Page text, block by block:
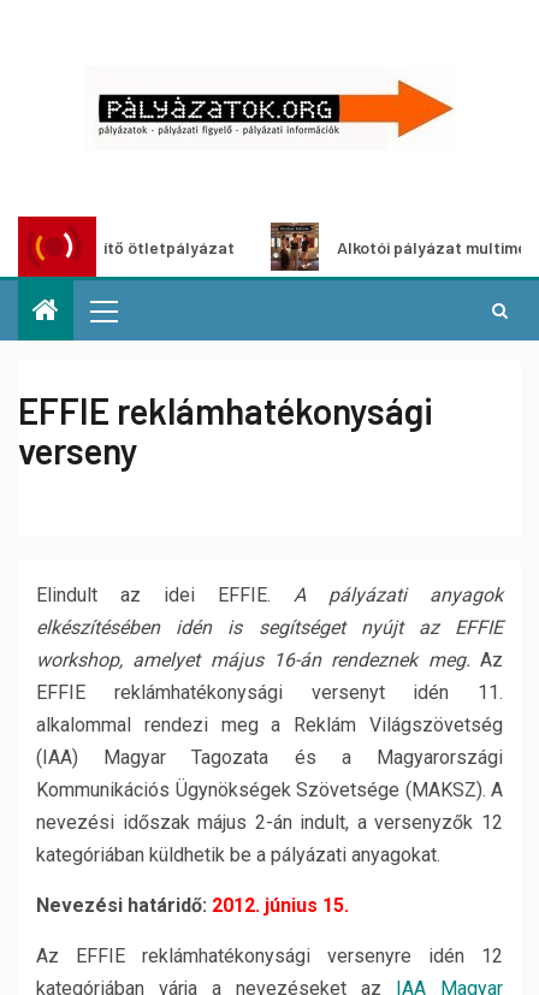
ötletpályázat Alkotói pályázat multimédia-
EFFIE reklámhatékonysági
verseny
Elindult az idei EFFIE. A pályázati anyagok
elkészítésében idén is segítséget nyújt az EFFIE
workshop, amelyet május 16-án rendeznek meg. Az
EFFIE reklámhatékonysági versenyt idén 11.
alkalommal rendezi meg a Reklám Világszövetség
(IAA) Magyar Tagozata és a Magyarországi
Kommunikációs Ügynökségek Szövetsége (MAKSZ). A
nevezési időszak május 2-án indult, a versenyzők 12
kategóriában küldhetik be a pályázati anyagokat.
Nevezési határidő: 2012. június 15.
Az EFFIE reklámhatékonysági versenyre idén 12
kategóriában várja a nevezéseket az IAA Magyar